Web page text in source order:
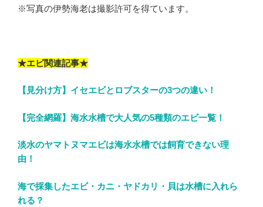
※写真の伊勢海老は撮影許可を得ています。
★エビ関連記事★
【見分け方】イセエビとロブスターの3つの違い！
【完全網羅】海水水槽で大人気の5種類のエビ一覧！
淡水のヤマトヌマエビは海水水槽では飼育できない理
由！
海で採集したエビ・カニ・ヤドカリ・貝は水槽に入れら
れる？